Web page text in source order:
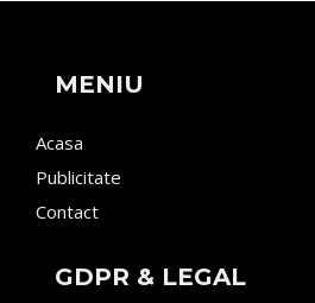
MENIU
Acasa
Publicitate
Contact
GDPR & LEGAL